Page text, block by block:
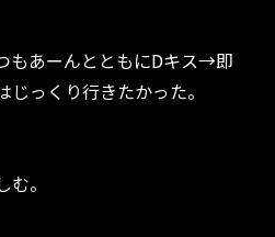
もあーんとともにDキス→即
っくり行きたかった。
。